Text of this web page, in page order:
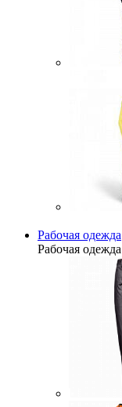
Рабочая одежда
Рабочая одежда